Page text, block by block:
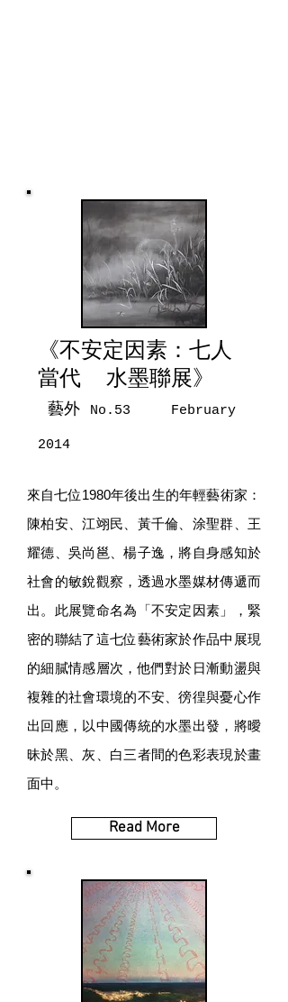
《不安定因素：七人
當代 水墨聯展》
藝外 No.53 February
2014
來自七位1980年後出生的年輕藝術家：
陳柏安、江翊民、黃千倫、涂聖群、王
耀德、吳尚邕、楊子逸，將自身感知於
社會的敏銳觀察，透過水墨媒材傳遞而
出。此展覽命名為「不安定因素」，緊
密的聯結了這七位藝術家於作品中展現
的細膩情感層次，他們對於日漸動盪與
複雜的社會環境的不安、徬徨與憂心作
出回應，以中國傳統的水墨出發，將曖
昧於黑、灰、白三者間的色彩表現於畫
面中。
Read More